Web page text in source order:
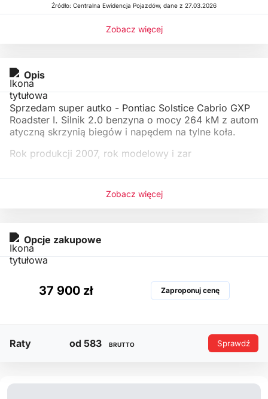
Źródło: Centralna Ewidencja Pojazdów, dane z 27.03.2026
Zobacz więcej
Opis
Sprzedam super autko - Pontiac Solstice Cabrio GXP
Roadster I. Silnik 2.0 benzyna o mocy 264 kM z autom
atyczną skrzynią biegów i napędem na tylne koła.
Rok produkcji 2007, rok modelowy i zar
Zobacz więcej
Opcje zakupowe
37 900 zł Zaproponuj cenę
Raty od 583 BRUTTO Sprawdź